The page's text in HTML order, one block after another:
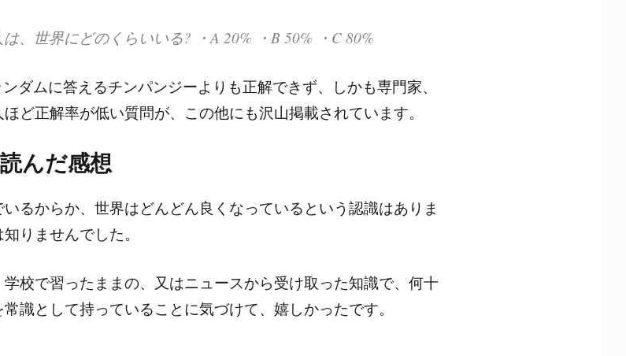
、世界にどのくらいいる? ・A 20% ・B 50% ・C 80%
ダムに答えるチンパンジーよりも正解できず、しかも専門家、
ど正解率が低い質問が、この他にも沢山掲載されています。
んだ感想
るからか、世界はどんどん良くなっているという認識はありま
りませんでした。
校で習ったままの、又はニュースから受け取った知識で、何十
識として持っていることに気づけて、嬉しかったです。